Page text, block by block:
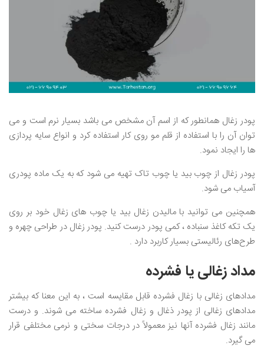
پودر زغال همانطور که از اسم آن مشخص می باشد بسیار نرم است و می
توان آن را با استفاده از قلم مو روی کار استفاده کرد و انواع سایه پردازی
ها را ایجاد نمود.
پودر زغال از چوب بید یا چوب تاک تهیه می شود که به یک ماده پودری
آسیاب می شود.
همچنین می توانید با مالیدن زغال بید یا چوب های زغال خود بر روی
یک تکه کاغذ سنباده ، کمی پودر درست کنید. پودر زغال در طراحی چهره و
طرح‌های رئالیستی بسیار کاربرد دارد .
مداد زغالی یا فشرده
مدادهای زغالی با زغال فشرده قابل مقایسه است ، به این معنا که بیشتر
مدادهای زغالی از پودر ذغال و زغال فشرده ساخته می شوند. و درست
مانند زغال فشرده آنها نیز معمولاً در درجات سختی و نرمی مختلفی قرار
می گیرد.